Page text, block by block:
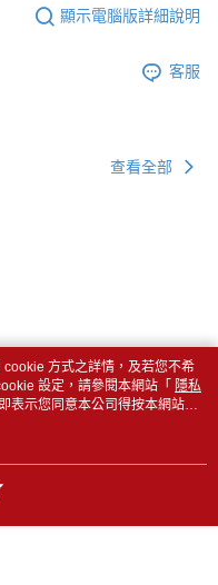
顯示電腦版詳細說明
客服
查看全部
方式之詳情，及若您不希
設定，請參閱本網站「 隱私
表示您同意本公司得按本網站使